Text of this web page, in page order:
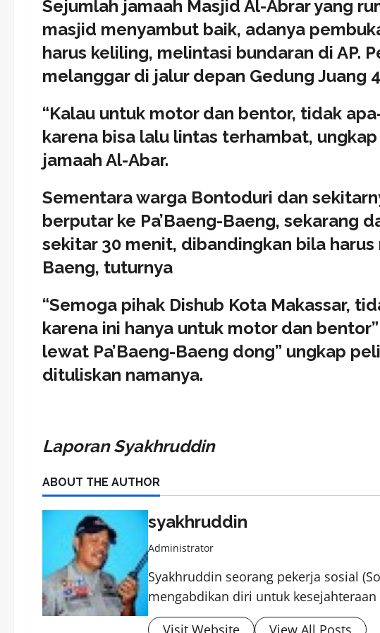
Sejumlah jamaah Masjid Al-Abrar yang
masjid menyambut baik, adanya
harus keliling, melintasi bundaran di AP.
melanggar di jalur depan Gedung Juang
“Kalau untuk motor dan bentor, tidak
karena bisa lalu lintas terhambat,
jamaah Al-Abar.
Sementara warga Bontoduri dan
berputar ke Pa’Baeng-Baeng, sekarang
sekitar 30 menit, dibandingkan bila harus
Baeng, tuturnya
“Semoga pihak Dishub Kota Makassar,
karena ini hanya untuk motor dan
lewat Pa’Baeng-Baeng dong” ungkap
dituliskan namanya.
Laporan Syakhruddin
ABOUT THE AUTHOR
syakhruddin
Administrator
Syakhruddin seorang pekerja sosial
mengabdikan diri untuk kesejahteraan